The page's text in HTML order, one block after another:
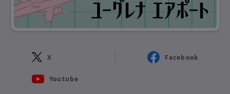
X Facebook
Youtube